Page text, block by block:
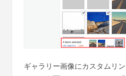
ギャラリー画像にカスタムリン